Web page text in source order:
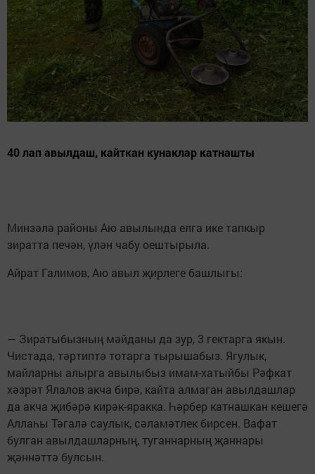
40 лап авылдаш, кайткан кунаклар катнашты
Минзәлә районы Аю авылында елга ике тапкыр
зиратта печән, үлән чабу оештырыла.
Айрат Галимов, Аю авыл җирлеге башлыгы:
— Зиратыбызның мәйданы да зур, 3 гектарга якын.
Чистада, тәртиптә тотарга тырышабыз. Ягулык,
майларны алырга авылыбыз имам-хатыйбы Рәфкат
хәзрәт Ялалов акча бирә, кайта алмаган авылдашлар
да акча җибәрә кирәк-яракка. Һәрбер катнашкан кешегә
Аллаһы Тәгалә саулык, сәламәтлек бирсен. Вафат
булган авылдашларның, туганнарның җаннары
җәннәттә булсын.